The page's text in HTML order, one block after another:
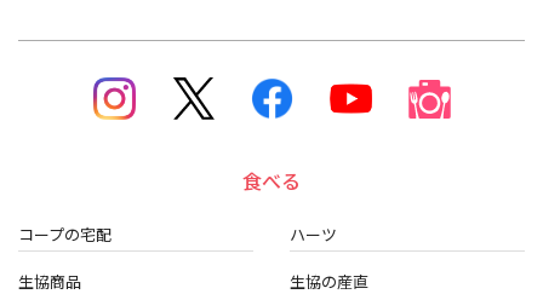
食べる
コープの宅配 ハーツ
生協商品 生協の産直